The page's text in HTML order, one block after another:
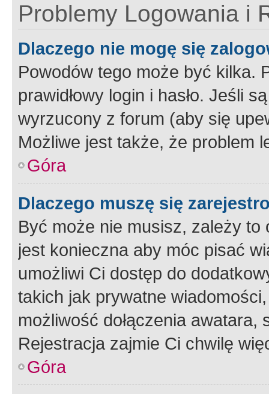
Problemy Logowania i
Dlaczego nie mogę się
Powodów tego może być kilka.
prawidłowy login i hasło. Jeśli
wyrzucony z forum (aby się
Możliwe jest także, że problem
Góra
Dlaczego muszę się
Być może nie musisz, zależy
jest konieczna aby móc pisać
umożliwi Ci dostęp do
takich jak prywatne
możliwość dołączenia
Rejestracja zajmie Ci chwilę
Góra